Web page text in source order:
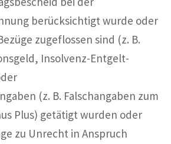
berücksichtigt wurde oder
zugeflossen sind (z. B.
Insolvenz-Entgelt-
(z. B. Falschangaben zum
Plus) getätigt wurden oder
zu Unrecht in Anspruch